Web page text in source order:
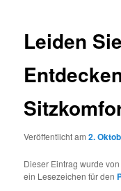
Leiden
Veröffentlicht am2.
Dieser Eintrag wurde
ein Lesezeichen für den